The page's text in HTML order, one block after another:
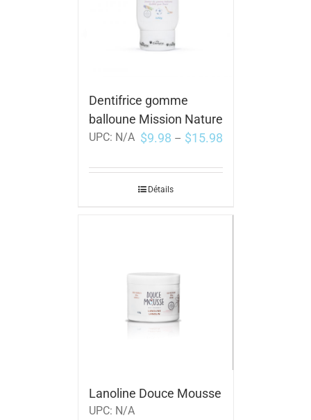
Dentifrice gomme
balloune Mission Nature
UPC: N/A $9.98 – $15.98
Détails
Lanoline Douce Mousse
UPC: N/A